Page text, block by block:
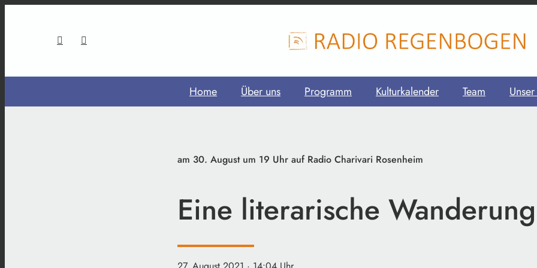
Home Über uns Programm Kulturkalender Team
am 30. August um 19 Uhr auf Radio Charivari Rosenheim
Eine literarische Wanderung